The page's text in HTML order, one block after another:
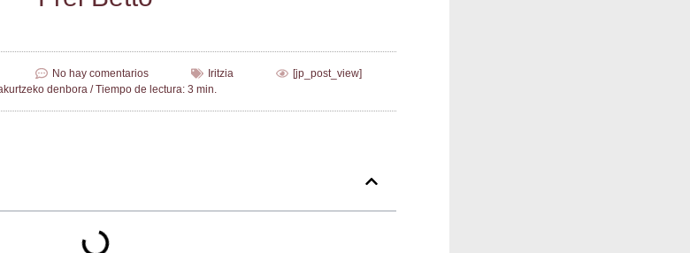
No hay comentarios Iritzia
[jp_post_view]
denbora / Tiempo de lectura: 3 min.